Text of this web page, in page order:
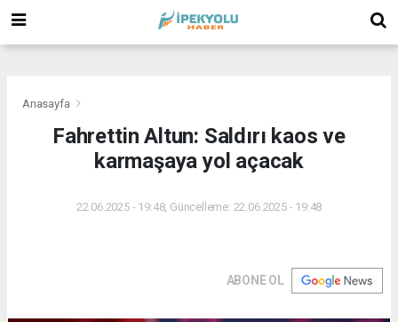
Anasayfa
Fahrettin Altun: Saldırı kaos ve
karmaşaya yol açacak
22.06.2025 - 19:48, Güncelleme: 22.06.2025 - 19:48
ABONE OL